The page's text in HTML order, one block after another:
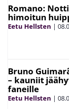
Romano:
himoitun
Eetu Hellsten |
Bruno
– kauniit
faneille
Eetu Hellsten |